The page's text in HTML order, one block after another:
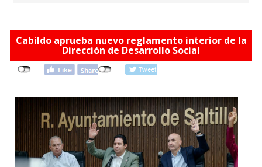
Cabildo aprueba nuevo reglamento interior de la
Dirección de Desarrollo Social